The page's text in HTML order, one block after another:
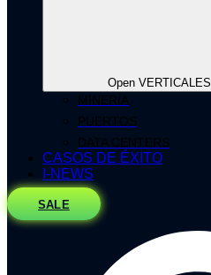
Open VERTICALES
MINERÍA
PUERTOS
DATA CENTERS
CASOS DE ÉXITO
I-NEWS
SALE